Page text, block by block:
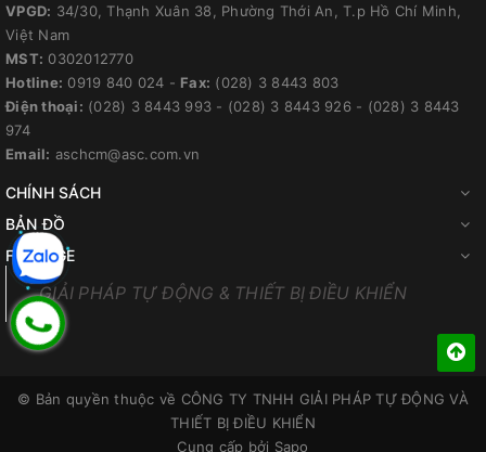
VPGD: 34/30, Thạnh Xuân 38, Phường Thới An, T.p Hồ Chí Minh,
Việt Nam
MST: 0302012770
Hotline: 0919 840 024 - Fax: (028) 3 8443 803
Điện thoại: (028) 3 8443 993 - (028) 3 8443 926 - (028) 3 8443
974
Email: aschcm@asc.com.vn
CHÍNH SÁCH
BẢN ĐỒ
FANPAGE
GIẢI PHÁP TỰ ĐỘNG & THIẾT BỊ ĐIỀU KHIỂN
© Bản quyền thuộc về CÔNG TY TNHH GIẢI PHÁP TỰ ĐỘNG VÀ
THIẾT BỊ ĐIỀU KHIỂN
Cung cấp bởi Sapo